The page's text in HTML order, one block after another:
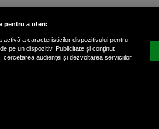
pentru a oferi:
a caracteristicilor dispozitivului pentru
pe un dispozitiv. Publicitate și conținut
audienței și dezvoltarea serviciilor.